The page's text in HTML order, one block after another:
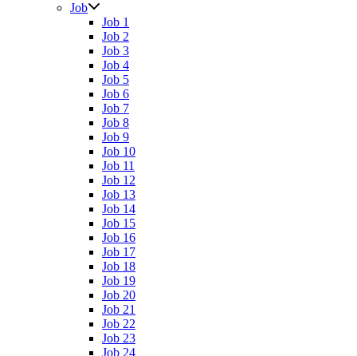
Job
Job 1
Job 2
Job 3
Job 4
Job 5
Job 6
Job 7
Job 8
Job 9
Job 10
Job 11
Job 12
Job 13
Job 14
Job 15
Job 16
Job 17
Job 18
Job 19
Job 20
Job 21
Job 22
Job 23
Job 24